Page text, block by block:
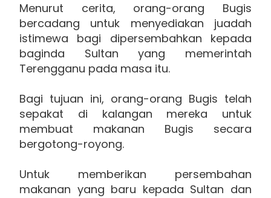
Menurut cerita, orang-orang Bugis
bercadang untuk menyediakan juadah
istimewa bagi dipersembahkan kepada
baginda Sultan yang memerintah
Terengganu pada masa itu.
Bagi tujuan ini, orang-orang Bugis telah
sepakat di kalangan mereka untuk
membuat makanan Bugis secara
bergotong-royong.
Untuk memberikan persembahan
makanan yang baru kepada Sultan dan